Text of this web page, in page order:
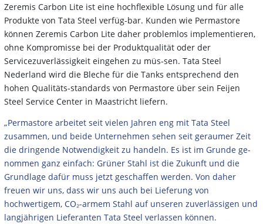
Zeremis Carbon Lite ist eine hochflexible Lösung und für alle
Produkte von Tata Steel verfüg-bar. Kunden wie Permastore
können Zeremis Carbon Lite daher problemlos implementieren,
ohne Kompromisse bei der Produktqualität oder der
Servicezuverlässigkeit eingehen zu müs-sen. Tata Steel
Nederland wird die Bleche für die Tanks entsprechend den
hohen Qualitäts-standards von Permastore über sein Feijen
Steel Service Center in Maastricht liefern.
„Permastore arbeitet seit vielen Jahren eng mit Tata Steel
zusammen, und beide Unternehmen sehen seit geraumer Zeit
die dringende Notwendigkeit zu handeln. Es ist im Grunde ge-
nommen ganz einfach: Grüner Stahl ist die Zukunft und die
Grundlage dafür muss jetzt geschaffen werden. Von daher
freuen wir uns, dass wir uns auch bei Lieferung von
hochwertigem, CO₂-armem Stahl auf unseren zuverlässigen und
langjährigen Lieferanten Tata Steel verlassen können.